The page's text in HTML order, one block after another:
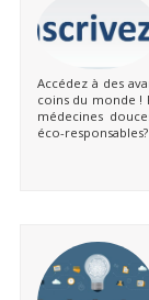
Accédez à des
coins du monde !
médecines
éco-